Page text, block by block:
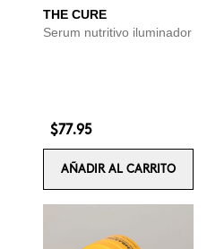
THE CURE
Serum nutritivo iluminador
$77.95
AÑADIR AL CARRITO